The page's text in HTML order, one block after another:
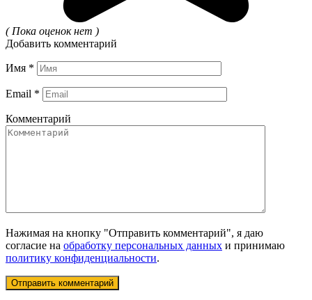
( Пока оценок нет )
Добавить комментарий
Имя *
Email *
Комментарий
Нажимая на кнопку "Отправить комментарий", я даю
согласие на обработку персональных данных и принимаю
политику конфиденциальности.